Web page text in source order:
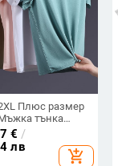
Плюс размер
тънка
деколте,
къс ръкав,
с половин
€ /
лв
add_shopping_cart